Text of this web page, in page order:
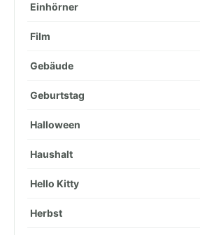
Einhörner
Film
Gebäude
Geburtstag
Halloween
Haushalt
Hello Kitty
Herbst